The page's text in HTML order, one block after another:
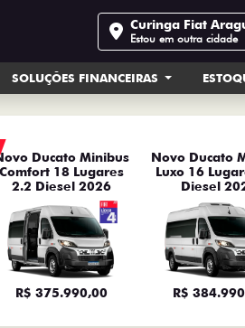
Curinga Fiat
Estou em outra cidade
SOLUÇÕES FINANCEIRAS
Ducato Minibus
Comfort 18 Lugares
2.2 Diesel 2026
R$ 375.990,00
Novo Ducato
Luxo 16
Diesel
R$